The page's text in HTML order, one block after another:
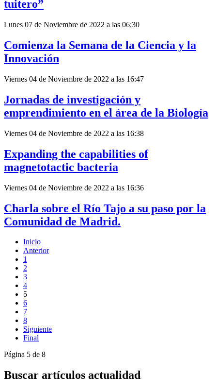
tuitero”
Lunes 07 de Noviembre de 2022 a las 06:30
Comienza la Semana de la Ciencia y la
Innovación
Viernes 04 de Noviembre de 2022 a las 16:47
Jornadas de investigación y
emprendimiento en el área de la Biología
Viernes 04 de Noviembre de 2022 a las 16:38
Expanding the capabilities of
magnetotactic bacteria
Viernes 04 de Noviembre de 2022 a las 16:36
Charla sobre el Río Tajo a su paso por la
Comunidad de Madrid.
Inicio
Anterior
1
2
3
4
5
6
7
8
Siguiente
Final
Página 5 de 8
Buscar artículos actualidad